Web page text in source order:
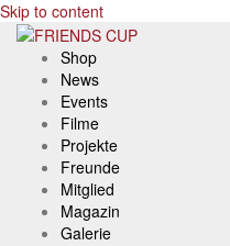
Skip to content
Shop
News
Events
Filme
Projekte
Freunde
Mitglied
Magazin
Galerie